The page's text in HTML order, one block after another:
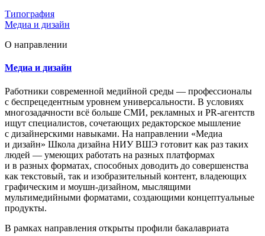
Типография
Медиа и дизайн
О направлении
Медиа и дизайн
Работники современной медийной среды — профессионалы
с беспрецедентным уровнем универсальности. В условиях
многозадачности всё больше СМИ, рекламных и PR-агентств
ищут специалистов, сочетающих редакторское мышление
с дизайнерскими навыками. На направлении «Медиа
и дизайн» Школа дизайна НИУ ВШЭ готовит как раз таких
людей — умеющих работать на разных платформах
и в разных форматах, способных доводить до совершенства
как текстовый, так и изобразительный контент, владеющих
графическим и моушн-дизайном, мыслящими
мультимедийными форматами, создающими концептуальные
продукты.
В рамках направления открыты профили бакалавриата